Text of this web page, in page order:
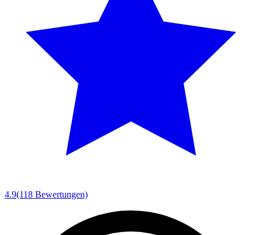
4.9(118 Bewertungen)